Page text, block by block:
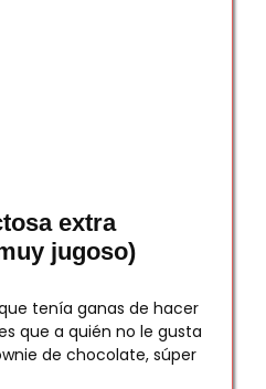
extra
jugoso)
tenía ganas de hacer
que a quién no le gusta
de chocolate, súper